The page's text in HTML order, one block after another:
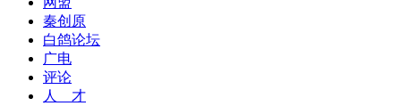
秦创原
白鸽论坛
广电
评论
人 才